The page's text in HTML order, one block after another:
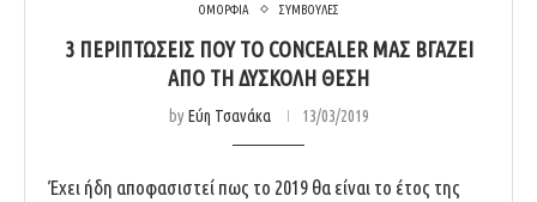
ΟΜΟΡΦΙΑ ΣΥΜΒΟΥΛΕΣ
3 ΠΕΡΙΠΤΏΣΕΙΣ ΠΟΥ ΤΟ CONCEALER ΜΑΣ ΒΓΆΖΕΙ
ΑΠΌ ΤΗ ΔΎΣΚΟΛΗ ΘΈΣΗ
byΕύη Τσανάκα 13/03/2019
Έχει ήδη αποφασιστεί πως το 2019 θα είναι το έτος της